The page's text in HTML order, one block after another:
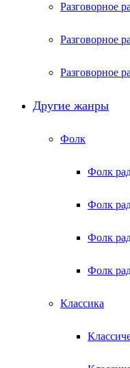
Разговорное
Разговорное
Разговорное
Другие жанры
Фолк
Фолк
Фолк
Фолк
Фолк
Классика